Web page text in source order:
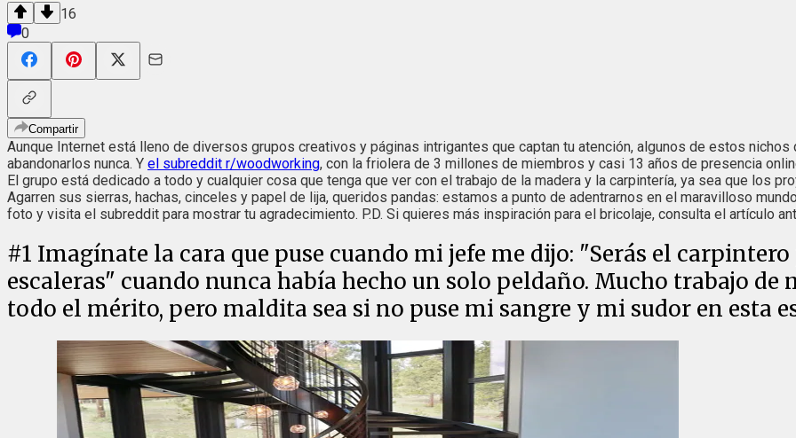
16
0
Compartir
Aunque Internet está lleno de diversos grupos creativos y páginas intrigantes que captan tu atención, algunos de estos
abandonarlos nunca. Y el subreddit r/woodworking, con la friolera de 3 millones de miembros y casi 13 años de presencia
El grupo está dedicado a todo y cualquier cosa que tenga que ver con el trabajo de la madera y la carpintería, ya sea que los
Agarren sus sierras, hachas, cinceles y papel de lija, queridos pandas: estamos a punto de adentrarnos en el maravilloso
foto y visita el subreddit para mostrar tu agradecimiento. P.D. Si quieres más inspiración para el bricolaje, consulta el artículo
#1 Imagínate la cara que puse cuando mi jefe me dijo: "Serás el
escaleras" cuando nunca había hecho un solo peldaño. Mucho trabajo de
todo el mérito, pero maldita sea si no puse mi sangre y mi sudor en esta